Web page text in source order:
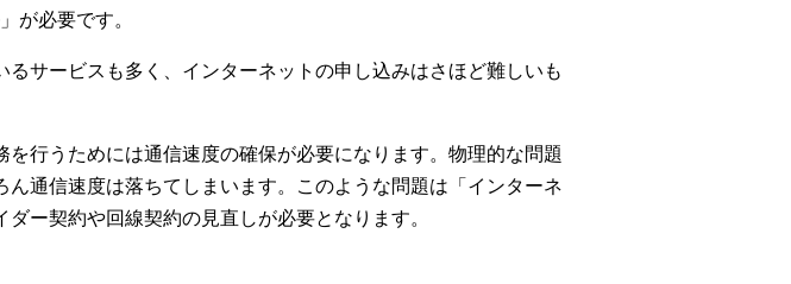
が必要です。
サービスも多く、インターネットの申し込みはさほど難しいも
行うためには通信速度の確保が必要になります。物理的な問題
通信速度は落ちてしまいます。このような問題は「インターネ
ー契約や回線契約の見直しが必要となります。